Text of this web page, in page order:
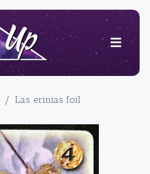
Las erinias foil